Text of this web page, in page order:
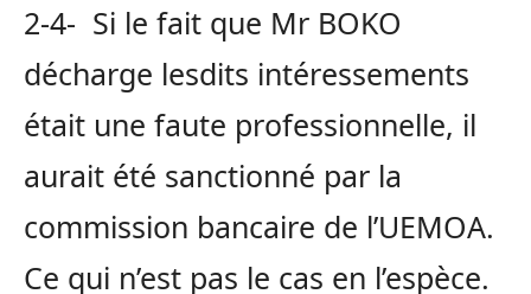
2-4- Si le fait que Mr BOKO
décharge lesdits intéressements
était une faute professionnelle, il
aurait été sanctionné par la
commission bancaire de l’UEMOA.
Ce qui n’est pas le cas en l’espèce.